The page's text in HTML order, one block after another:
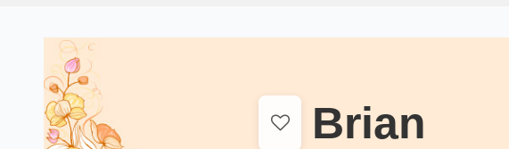
Brian